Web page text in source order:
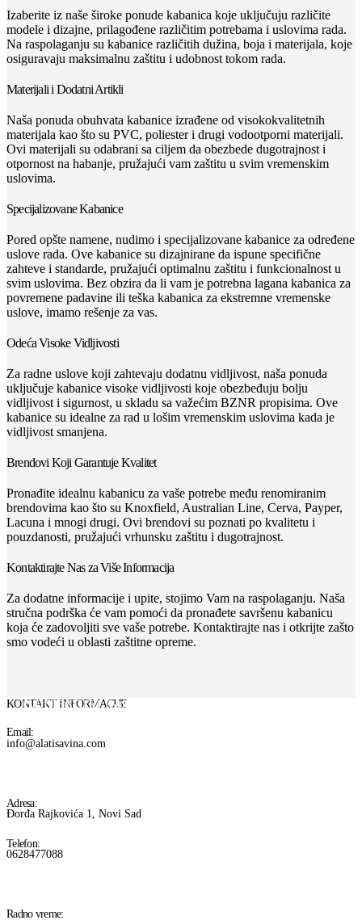
Izaberite iz naše široke ponude kabanica koje uključuju različite
modele i dizajne, prilagođene različitim potrebama i uslovima rada.
Na raspolaganju su kabanice različitih dužina, boja i materijala, koje
osiguravaju maksimalnu zaštitu i udobnost tokom rada.
Materijali i Dodatni Artikli
Naša ponuda obuhvata kabanice izrađene od visokokvalitetnih
materijala kao što su PVC, poliester i drugi vodootporni materijali.
Ovi materijali su odabrani sa ciljem da obezbede dugotrajnost i
otpornost na habanje, pružajući vam zaštitu u svim vremenskim
uslovima.
Specijalizovane Kabanice
Pored opšte namene, nudimo i specijalizovane kabanice za određene
uslove rada. Ove kabanice su dizajnirane da ispune specifične
zahteve i standarde, pružajući optimalnu zaštitu i funkcionalnost u
svim uslovima. Bez obzira da li vam je potrebna lagana kabanica za
povremene padavine ili teška kabanica za ekstremne vremenske
uslove, imamo rešenje za vas.
Odeća Visoke Vidljivosti
Za radne uslove koji zahtevaju dodatnu vidljivost, naša ponuda
uključuje kabanice visoke vidljivosti koje obezbeđuju bolju
vidljivost i sigurnost, u skladu sa važećim BZNR propisima. Ove
kabanice su idealne za rad u lošim vremenskim uslovima kada je
vidljivost smanjena.
Brendovi Koji Garantuje Kvalitet
Pronađite idealnu kabanicu za vaše potrebe među renomiranim
brendovima kao što su Knoxfield, Australian Line, Cerva, Payper,
Lacuna i mnogi drugi. Ovi brendovi su poznati po kvalitetu i
pouzdanosti, pružajući vrhunsku zaštitu i dugotrajnost.
Kontaktirajte Nas za Više Informacija
Za dodatne informacije i upite, stojimo Vam na raspolaganju. Naša
stručna podrška će vam pomoći da pronađete savršenu kabanicu
koja će zadovoljiti sve vaše potrebe. Kontaktirajte nas i otkrijte zašto
smo vodeći u oblasti zaštitne opreme.
Kontaktiraj nas!
KONTAKT INFORMACIJE
Email:
info@alatisavina.com
Adresa:
Đorđa Rajkovića 1, Novi Sad
Telefon:
0628477088
Radno vreme: